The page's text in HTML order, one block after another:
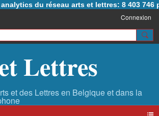
du réseau arts et lettres: 8 403 746
Connexion
Lettres